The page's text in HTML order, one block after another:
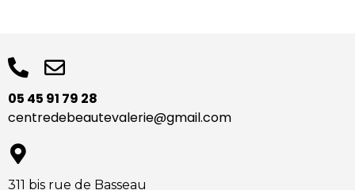
05 45 91 79 28
centredebeautevalerie@gmail.com
311 bis rue de Basseau